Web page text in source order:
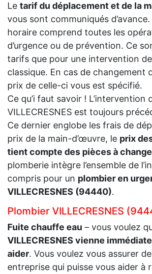
Le tarif du déplacement et de la
vous sont communiqués
horaire comprend toutes les
d’urgence ou de prévention. Ce
tarifs que pour une intervention
classique. En cas de changement
prix de celle-ci vous est spécifié.
Ce qu’i faut savoir ! L’intervention
VILLECRESNES est toujours
Ce dernier englobe les frais de
prix de la main-d’œuvre, le prix
tient compte des pièces à
plomberie intègre l’ensemble de
compris pour un plombier en
VILLECRESNES (94440).
Plombier VILLECRESNES
Fuite chauffe eau – vous voulez
VILLECRESNES vienne
aider. Vous voulez vous assurer
entreprise qui puisse vous aider à